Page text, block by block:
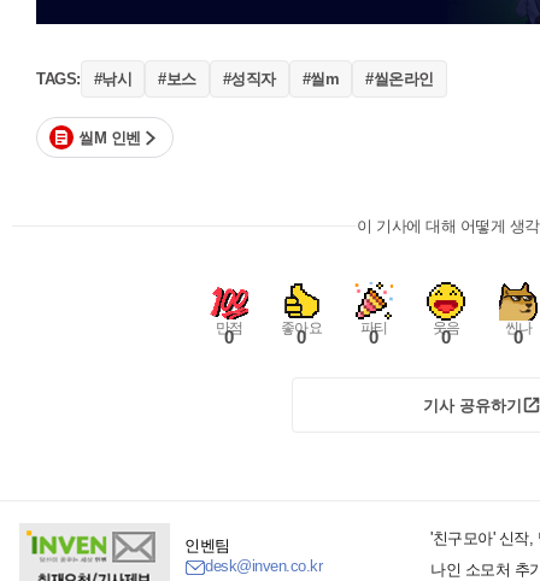
TAGS: #낚시 #보스 #성직자 #씰m #씰온라인
씰M 인벤
이 기사에 대해 어떻게 생
만점
0 좋아요
0 파티
0 웃음
0 씬나
0
기사 공유하기
인벤팀
desk@inven.co.kr
'친구모아' 신작,
나인 소모처 추